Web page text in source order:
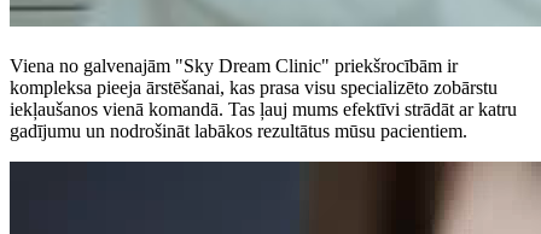
Viena no galvenajām "Sky Dream Clinic" priekšrocībām ir
kompleksa pieeja ārstēšanai, kas prasa visu specializēto zobārstu
iekļaušanos vienā komandā. Tas ļauj mums efektīvi strādāt ar katru
gadījumu un nodrošināt labākos rezultātus mūsu pacientiem.